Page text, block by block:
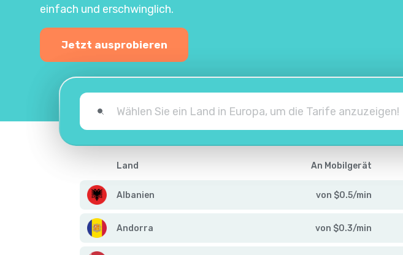
einfach und erschwinglich.
Jetzt ausprobieren
Land An Mobilgerät
Albanien von $0.5/min
Andorra von $0.3/min